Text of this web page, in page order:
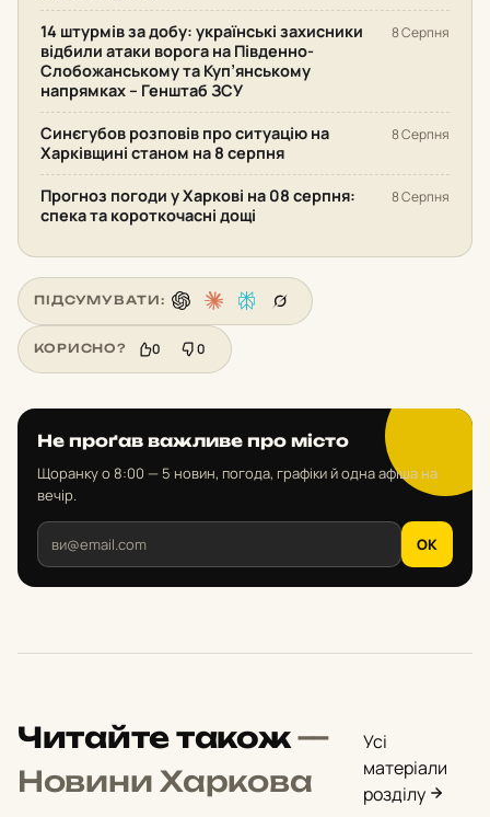
14 штурмів за добу: українські захисники
відбили атаки ворога на Південно-
Слобожанському та Куп’янському
напрямках – Генштаб ЗСУ
8 Серпня
Синєгубов розповів про ситуацію на
Харківщині станом на 8 серпня
8 Серпня
Прогноз погоди у Харкові на 08 серпня:
спека та короткочасні дощі
8 Серпня
ПІДСУМУВАТИ:
КОРИСНО? 0 0
Не проґав важливе про місто
Щоранку о 8:00 — 5 новин, погода, графіки й одна афіша на
вечір.
OK
Читайте також—
Новини Харкова
Усі
матеріали
розділу